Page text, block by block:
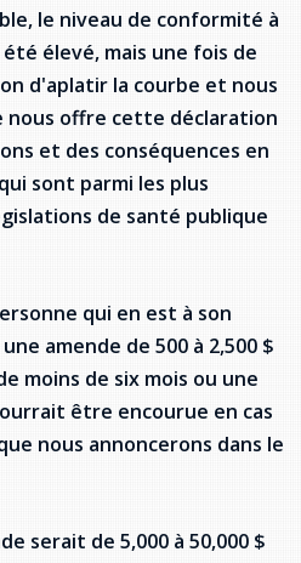
le niveau de conformité à
élevé, mais une fois de
d'aplatir la courbe et nous
nous offre cette déclaration
et des conséquences en
sont parmi les plus
de santé publique
qui en est à son
amende de 500 à 2,500 $
moins de six mois ou une
être encourue en cas
nous annoncerons dans le
serait de 5,000 à 50,000 $